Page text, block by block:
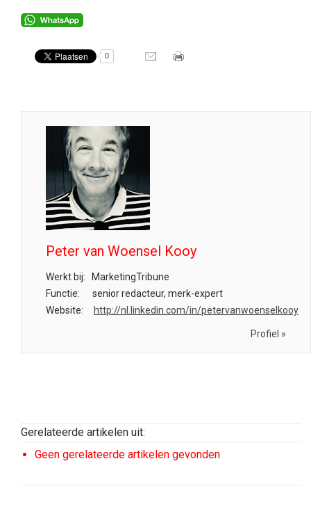
0
Peter van Woensel Kooy
Werkt bij:
MarketingTribune
Functie:
senior redacteur, merk-expert
Website:
http://nl.linkedin.com/in/petervanwoenselkooy
Profiel »
Gerelateerde artikelen uit:
Geen gerelateerde artikelen gevonden